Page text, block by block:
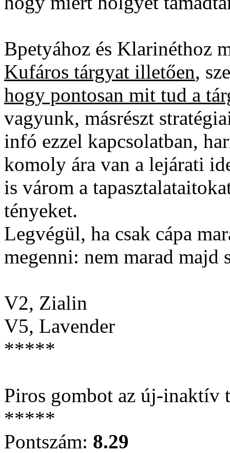
Bpetyához és Klarinéthoz
Kufáros tárgyat illetően,
hogy pontosan mit tud a
vagyunk, másrészt
infó ezzel kapcsolatban,
komoly ára van a lejárati
is várom a
tényeket.
Legvégül, ha csak cápa
megenni: nem marad majd
V2, Zialin
V5, Lavender
*****
Piros gombot az új-inaktív
*****
Pontszám: 8.29